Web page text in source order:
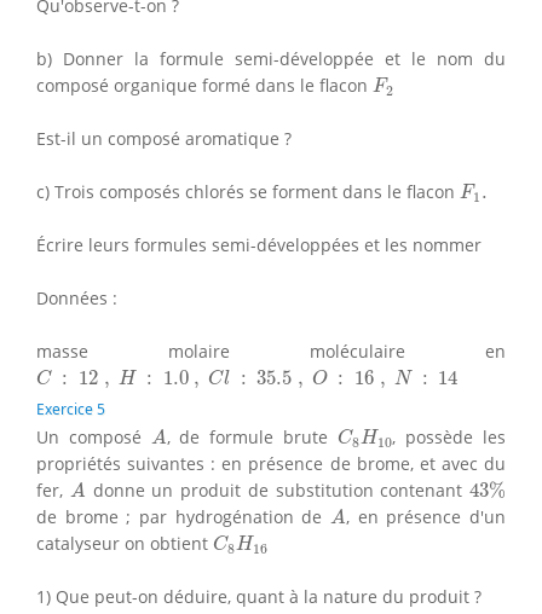
Qu'observe-t-on ?
b) Donner la formule semi-développée et le nom du
composé organique formé dans le flacon F2
F2
Est-il un composé aromatique ?
c) Trois composés chlorés se forment dans le flacon F1 .
F1
Écrire leurs formules semi-développées et les nommer
Données :
masse molaire moléculaire en
C : 12 , H : 1.0 , Cl : 35.5 , O : 16 , N : 14
C 12, :1.0 , Cl 35.5 O 16 ,N 14
Exercice 5
Un composé A
A, de formule brute C8H10
C8 H10, possède les
propriétés suivantes : en présence de brome, et avec du
fer, A
A donne un produit de substitution contenant 43%
43%
de brome ; par hydrogénation de A
A, en présence d'un
catalyseur on obtient C8H16
C8 H
1) Que peut-on déduire, quant à la nature du produit ?